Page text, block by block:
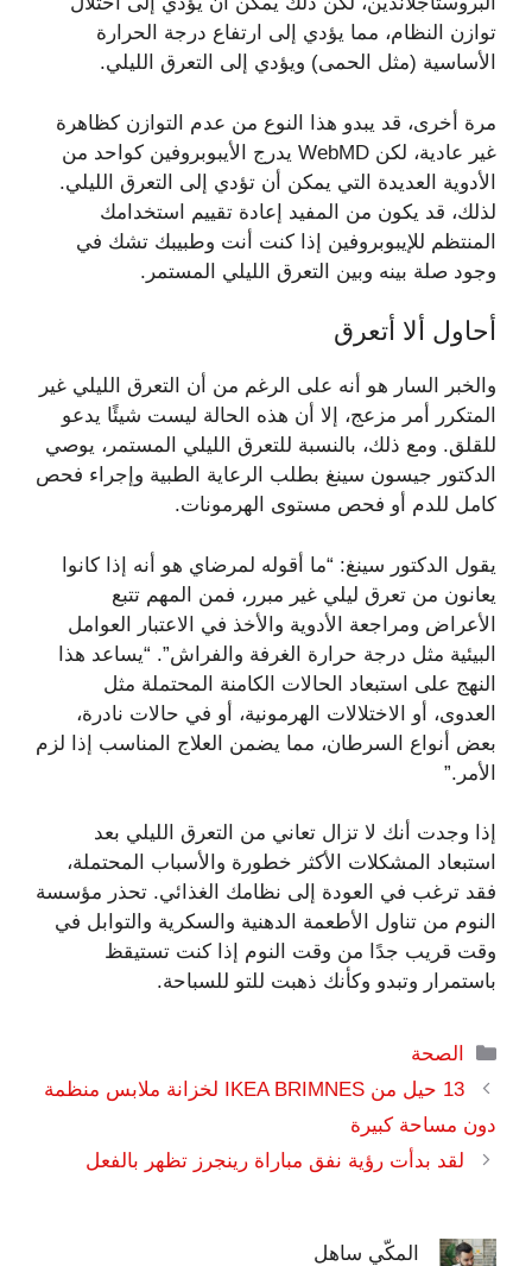
توازن النظام، مما يؤدي إلى ارتفاع درجة الحرارة
الأساسية (مثل الحمى) ويؤدي إلى التعرق الليلي.
مرة أخرى، قد يبدو هذا النوع من عدم التوازن كظاهرة
غير عادية، لكن WebMD يدرج الأيبوبروفين كواحد من
الأدوية العديدة التي يمكن أن تؤدي إلى التعرق الليلي.
لذلك، قد يكون من المفيد إعادة تقييم استخدامك
المنتظم للإيبوبروفين إذا كنت أنت وطبيبك تشك في
وجود صلة بينه وبين التعرق الليلي المستمر.
أحاول ألا أتعرق
والخبر السار هو أنه على الرغم من أن التعرق الليلي غير
المتكرر أمر مزعج، إلا أن هذه الحالة ليست شيئًا يدعو
للقلق. ومع ذلك، بالنسبة للتعرق الليلي المستمر، يوصي
الدكتور جيسون سينغ بطلب الرعاية الطبية وإجراء فحص
كامل للدم أو فحص مستوى الهرمونات.
يقول الدكتور سينغ: “ما أقوله لمرضاي هو أنه إذا كانوا
يعانون من تعرق ليلي غير مبرر، فمن المهم تتبع
الأعراض ومراجعة الأدوية والأخذ في الاعتبار العوامل
البيئية مثل درجة حرارة الغرفة والفراش”. “يساعد هذا
النهج على استبعاد الحالات الكامنة المحتملة مثل
العدوى، أو الاختلالات الهرمونية، أو في حالات نادرة،
بعض أنواع السرطان، مما يضمن العلاج المناسب إذا لزم
الأمر.”
إذا وجدت أنك لا تزال تعاني من التعرق الليلي بعد
استبعاد المشكلات الأكثر خطورة والأسباب المحتملة،
فقد ترغب في العودة إلى نظامك الغذائي. تحذر مؤسسة
النوم من تناول الأطعمة الدهنية والسكرية والتوابل في
وقت قريب جدًا من وقت النوم إذا كنت تستيقظ
باستمرار وتبدو وكأنك ذهبت للتو للسباحة.
التصنيفات
الصحة
13 حيل من IKEA BRIMNES لخزانة ملابس منظمة
دون مساحة كبيرة
لقد بدأت رؤية نفق مباراة رينجرز تظهر بالفعل
المكّي ساهل